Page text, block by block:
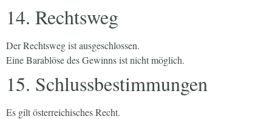
14. Rechtsweg
Der Rechtsweg ist ausgeschlossen.
Eine Barablöse des Gewinns ist nicht möglich.
15. Schlussbestimmungen
Es gilt österreichisches Recht.